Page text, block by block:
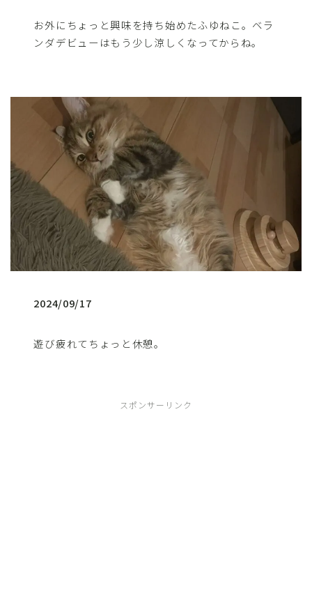
お外にちょっと興味を持ち始めたふゆねこ。ベラ
ンダデビューはもう少し涼しくなってからね。
2024/09/17
遊び疲れてちょっと休憩。
スポンサーリンク